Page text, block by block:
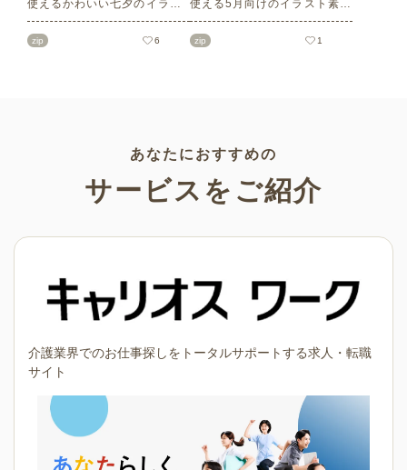
使えるかわいい七夕のイラス
ト素材をご紹介します。短冊
の印刷用テンプレート、飾り
zip 6
使える5月向けのイラスト素材
を多数ご紹介します。商用フ
リーの可愛くておしゃれなイ
なシーンでご活用ください！
zip 1
あなたにおすすめの
サービスをご紹介
介護業界でのお仕事探しをトータルサポートする求人・転職
サイト